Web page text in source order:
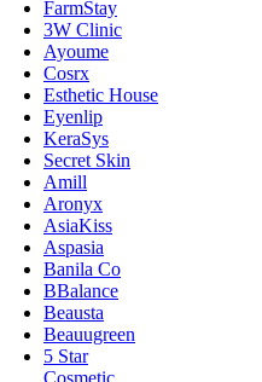
FarmStay
3W Clinic
Ayoume
Cosrx
Esthetic House
Eyenlip
KeraSys
Secret Skin
Amill
Aronyx
AsiaKiss
Aspasia
Banila Co
BBalance
Beausta
Beauugreen
5 Star
Cosmetic